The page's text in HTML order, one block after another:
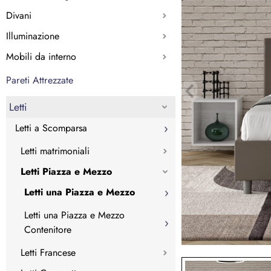
Divani
Illuminazione
Mobili da interno
Pareti Attrezzate
Letti
Letti a Scomparsa
Letti matrimoniali
Letti Piazza e Mezzo
Letti una Piazza e Mezzo
Letti una Piazza e Mezzo
Contenitore
Letti Francese